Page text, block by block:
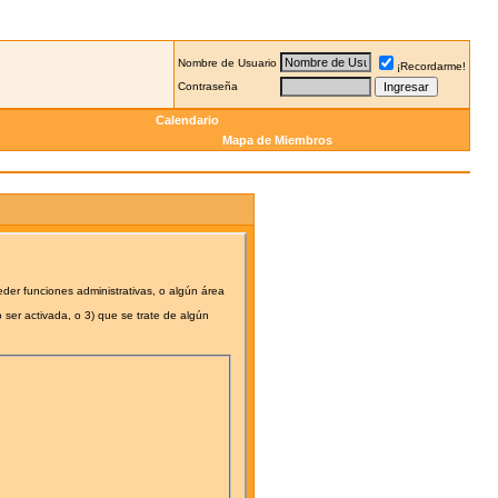
Nombre de Usuario
¡Recordarme!
Contraseña
Calendario
Mapa de Miembros
funciones administrativas, o algún área
activada, o 3) que se trate de algún